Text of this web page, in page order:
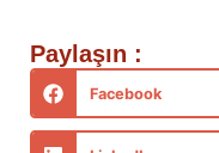
Paylaşın :
Facebook